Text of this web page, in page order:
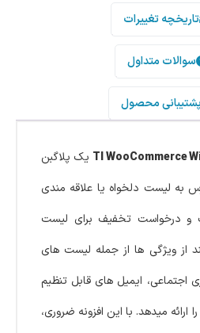
تاریخچه تغییرات
سوالات متداول
محصول
یک پلاگبن
به لیست دلخواه یا علاقه مندی
و درخواست تخفیف برای لیست
از ویژگی ها از جمله لیست های
اجتماعی، ایمیل های قابل تنظیم
ارائه میدهد. با این افزونه ضروری،